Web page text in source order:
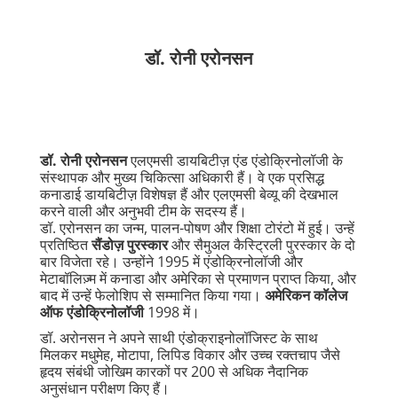
डॉ. रोनी एरोनसन
डॉ. रोनी एरोनसनएलएमसी डायबिटीज़ एंड एंडोक्रिनोलॉजी के
संस्थापक और मुख्य चिकित्सा अधिकारी हैं। वे एक प्रसिद्ध
कनाडाई डायबिटीज़ विशेषज्ञ हैं और एलएमसी बेव्यू की देखभाल
करने वाली और अनुभवी टीम के सदस्य हैं।
डॉ. एरोनसन का जन्म, पालन-पोषण और शिक्षा टोरंटो में हुई। उन्हें
प्रतिष्ठितसैंडोज़ पुरस्कारऔर सैमुअल कैस्ट्रिली पुरस्कार के दो
बार विजेता रहे। उन्होंने 1995 में एंडोक्रिनोलॉजी और
मेटाबॉलिज़्म में कनाडा और अमेरिका से प्रमाणन प्राप्त किया, और
बाद में उन्हें फेलोशिप से सम्मानित किया गया। अमेरिकन कॉलेज
ऑफ एंडोक्रिनोलॉजी1998 में।
डॉ. अरोनसन ने अपने साथी एंडोक्राइनोलॉजिस्ट के साथ
मिलकर मधुमेह, मोटापा, लिपिड विकार और उच्च रक्तचाप जैसे
हृदय संबंधी जोखिम कारकों पर 200 से अधिक नैदानिक
अनुसंधान परीक्षण किए हैं।